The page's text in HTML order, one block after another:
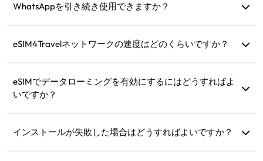
eSIMを確認できます。
WhatsAppを引き続き使用できますか？
す。
eSIM4Travelネットワークの速度はどのくらいですか？
ネットワーク強度は現地の通信事業者によります。
eSIMでデータローミングを有効にするにはどうすればよ
いですか？
ス」を開き、「データローミング」を有効にしてくださ
インストールが失敗した場合はどうすればよいですか？